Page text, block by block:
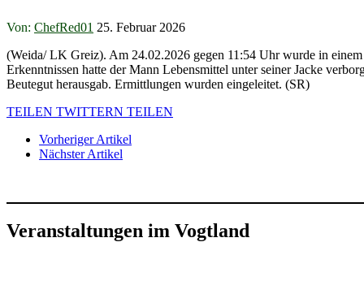
Von: ChefRed01 25. Februar 2026
(Weida/ LK Greiz). Am 24.02.2026 gegen 11:54 Uhr wurde in
Erkenntnissen hatte der Mann Lebensmittel unter seiner Jacke
Beutegut herausgab. Ermittlungen wurden eingeleitet. (SR)
TEILEN TWITTERN TEILEN
Vorheriger Artikel
Nächster Artikel
Veranstaltungen im Vogtland